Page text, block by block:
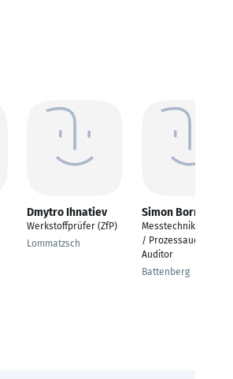
Dmytro Ihnatiev
Werkstoffprüfer (ZfP)
Lommatzsch
Simon Born
Messtechniker / Gom
/ Prozessauditor / 5S-
Auditor
Battenberg